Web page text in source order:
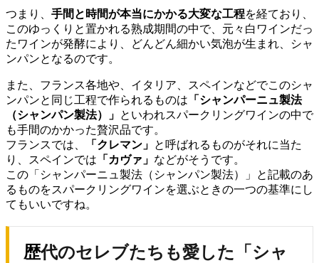
つまり、 手間と時間が本当にかかる大変な工程を経ており、
このゆっくりと置かれる熟成期間の中で、元々白ワインだっ
たワインが発酵により、どんどん細かい気泡が生まれ、シャ
ンパンとなるのです。
また、フランス各地や、イタリア、スペインなどでこのシャ
ンパンと同じ工程で作られるものは 「シャンパーニュ製法
（シャンパン製法）」 といわれスパークリングワインの中で
も手間のかかった贅沢品です。
フランスでは、
「クレマン」 と呼ばれるものがそれに当た
り、スペインでは 「カヴァ」 などがそうです。
この「シャンパーニュ製法（シャンパン製法）」と記載のあ
るものをスパークリングワインを選ぶときの一つの基準にし
てもいいですね。
歴代のセレブたちも愛した「シャ